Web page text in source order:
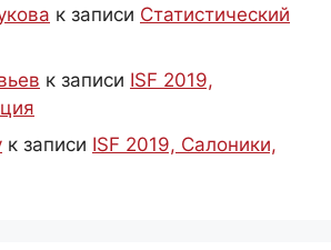
к записи Статистический
к записи ISF 2019,
к записи ISF 2019, Салоники,